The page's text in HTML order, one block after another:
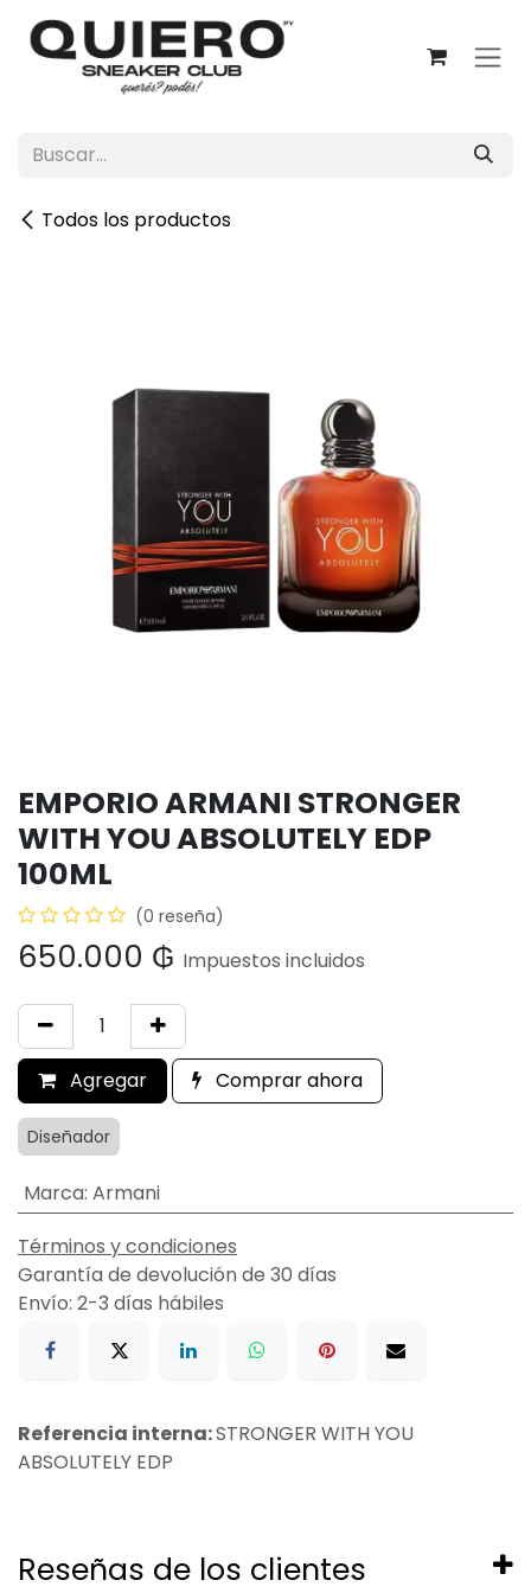
Ir al contenido
Todos los productos
EMPORIO ARMANI STRONGER
WITH YOU ABSOLUTELY EDP
100ML
(0 reseña)
650.000 ₲ Impuestos incluidos
Agregar Comprar ahora
Diseñador
Marca: Armani
Términos y condiciones
Garantía de devolución de 30 días
Envío: 2-3 días hábiles
Referencia interna:STRONGER WITH YOU
ABSOLUTELY EDP
Reseñas de los clientes